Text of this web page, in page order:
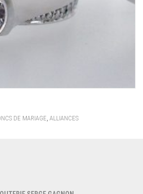
DE MARIAGE ALLIANCES